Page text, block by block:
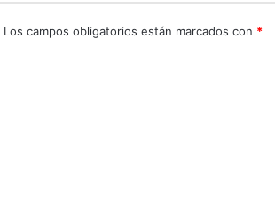
Los campos obligatorios están marcados con *